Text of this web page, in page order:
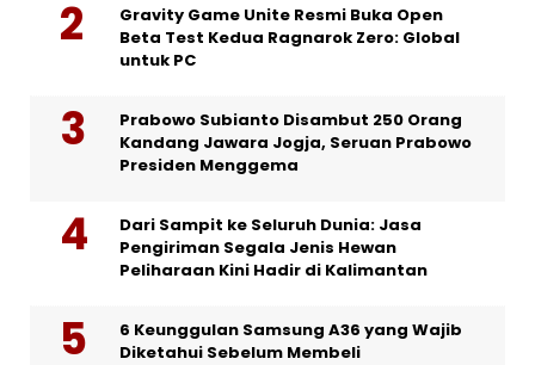
Gravity Game Unite Resmi Buka Open
Beta Test Kedua Ragnarok Zero: Global
untuk PC
Prabowo Subianto Disambut 250 Orang
Kandang Jawara Jogja, Seruan Prabowo
Presiden Menggema
Dari Sampit ke Seluruh Dunia: Jasa
Pengiriman Segala Jenis Hewan
Peliharaan Kini Hadir di Kalimantan
6 Keunggulan Samsung A36 yang Wajib
Diketahui Sebelum Membeli